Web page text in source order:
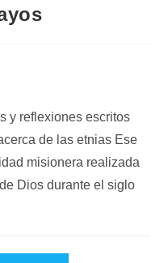
y reflexiones escritos
de las etnias Ese
misionera realizada
Dios durante el siglo